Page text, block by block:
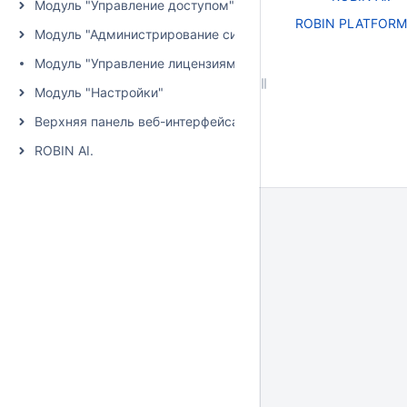
Модуль "Управление доступом"
Модуль "Администрирование системы"
Модуль "Управление лицензиями"
Модуль "Настройки"
Верхняя панель веб-интерфейса
ROBIN AI.
ROBIN